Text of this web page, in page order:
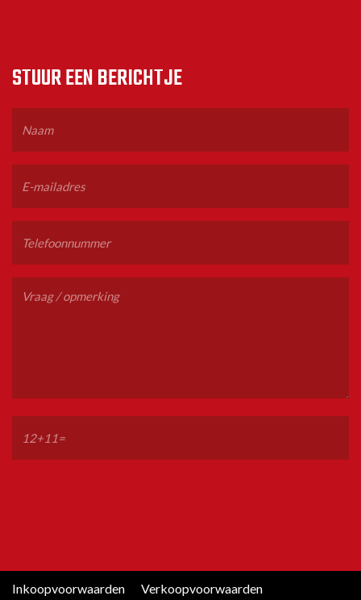
STUUR EEN BERICHTJE
Inkoopvoorwaarden Verkoopvoorwaarden